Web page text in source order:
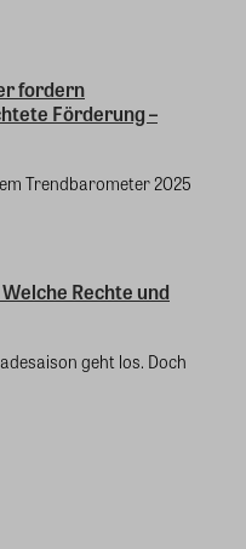
fordern
Förderung –
Trendbarometer 2025
Rechte und
geht los. Doch